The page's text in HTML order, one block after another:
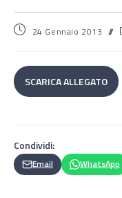
24 Gennaio 2013
SCARICA ALLEGATO
Condividi:
Email WhatsApp